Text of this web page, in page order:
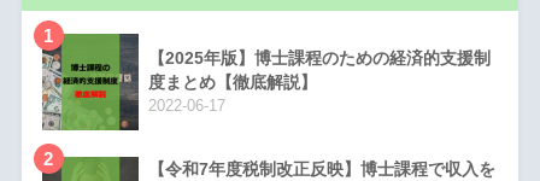
1
【2025年版】博士課程のための経済的支援制
度まとめ【徹底解説】
2022-06-17
2
【令和7年度税制改正反映】博士課程で収入を